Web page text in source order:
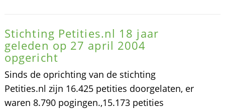
Stichting Petities.nl 18 jaar
geleden op 27 april 2004
opgericht
Sinds de oprichting van de stichting
Petities.nl zijn 16.425 petities doorgelaten, er
waren 8.790 pogingen.,15.173 petities